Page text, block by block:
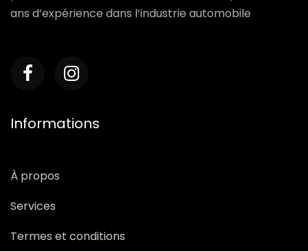
ans d’expérience dans l’industrie automobile
Informations
À propos
Services
Termes et conditions